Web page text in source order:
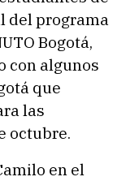
del programa
Bogotá,
con algunos
que
las
octubre.
en el